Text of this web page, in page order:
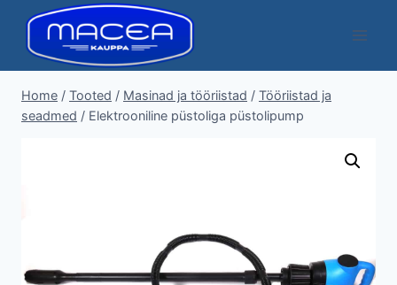
content
Home / Tooted / Masinad ja tööriistad / Tööriistad ja
seadmed / Elektrooniline püstoliga püstolipump